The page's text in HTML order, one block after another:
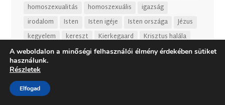
homoszexualitás
homoszexuális
igazság
irodalom
Isten Isten igéje Isten országa
Jézus
kegyelem
kereszt Kierkegaard
Krisztus halála
Kálvin
kálvinista kálvinizmus Leviticus
Luther
megváltás
Szentlélek
Tűzfal
A weboldalon a minőségi felhasználói élmény érdekében sütiket
használunk.
Részletek
Elfogad